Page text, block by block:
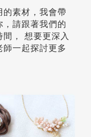
的素材，我會帶
，請跟著我們的
， 想要更深入
一起探討更多